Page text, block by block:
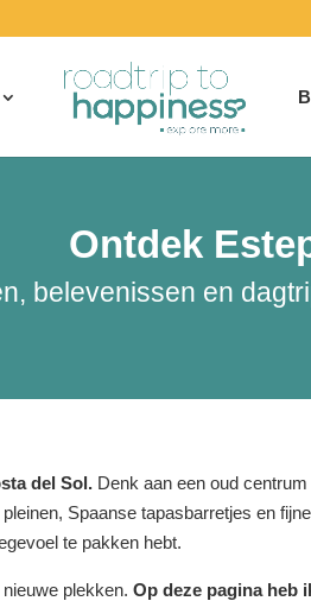
Ontdek
belevenissen en
del Sol. Denk aan een oud centrum
Spaanse tapasbarretjes en fijne
te pakken hebt.
nieuwe plekken.Op deze pagina heb